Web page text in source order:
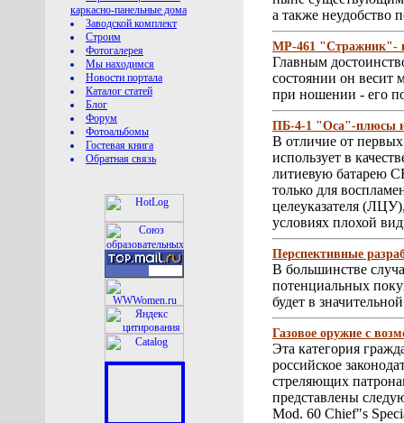
каркасно-панельные дома
Заводской комплект
Строим
Фотогалерея
Мы находимся
Новости портала
Каталог статей
Блог
Форум
Фотоальбомы
Гостевая книга
Обратная связь
а также неудобство
МР-461 "Стражник"-
Главным
состоянии он весит
при ношении - его
ПБ-4-1 "Оса"-плюсы
В отличие от
использует в
литиевую батарею
только для
целеуказателя
условиях плохой
Перспективные
В большинстве
потенциальных
будет в
Газовое оружие с
Эта категория
российское
стреляющих
представлены
Mod. 60 Chief"s